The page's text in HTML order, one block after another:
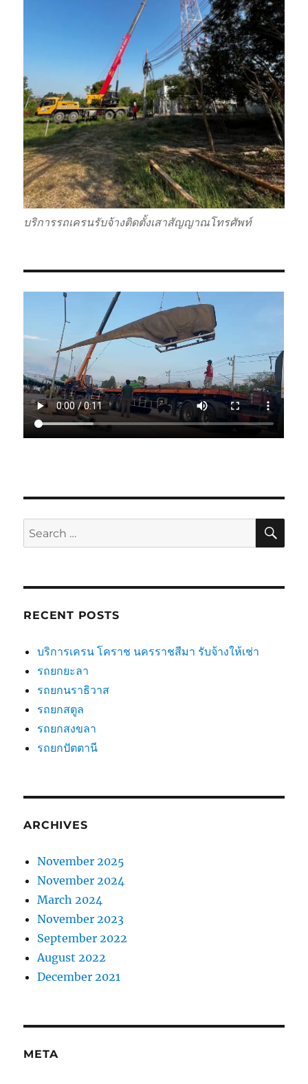
บริการรถเครนรับจ้างติดตั้งเสาสัญญาณโทรศัพท์
Search
for:
RECENT POSTS
บริการเครน โคราช นครราชสีมา รับจ้างให้เช่า
รถยกยะลา
รถยกนราธิวาส
รถยกสตูล
รถยกสงขลา
รถยกปัตตานี
ARCHIVES
November 2025
November 2024
March 2024
November 2023
September 2022
August 2022
December 2021
META